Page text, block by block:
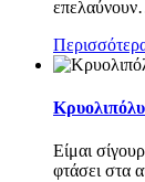
επελαύνουν
Είμαι
φτάσει στα